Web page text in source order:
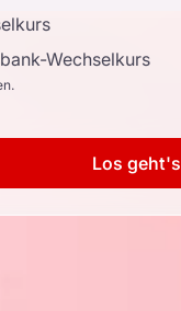
Wechselkurs
Los geht's